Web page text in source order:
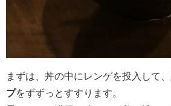
まずは、丼の中にレンゲを投入して、
プをずずっとすすります。